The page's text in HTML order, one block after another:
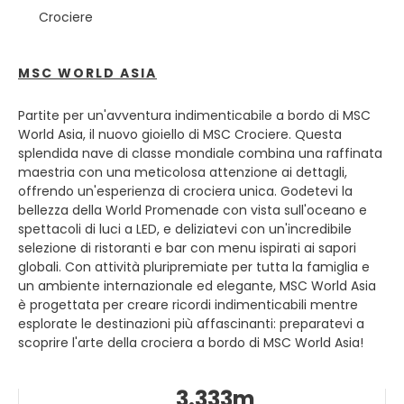
Crociere
MSC WORLD ASIA
Partite per un'avventura indimenticabile a bordo di MSC
World Asia, il nuovo gioiello di MSC Crociere. Questa
splendida nave di classe mondiale combina una raffinata
maestria con una meticolosa attenzione ai dettagli,
offrendo un'esperienza di crociera unica. Godetevi la
bellezza della World Promenade con vista sull'oceano e
spettacoli di luci a LED, e deliziatevi con un'incredibile
selezione di ristoranti e bar con menu ispirati ai sapori
globali. Con attività pluripremiate per tutta la famiglia e
un ambiente internazionale ed elegante, MSC World Asia
è progettata per creare ricordi indimenticabili mentre
esplorate le destinazioni più affascinanti: preparatevi a
scoprire l'arte della crociera a bordo di MSC World Asia!
riconosciuta Patrimonio dell'Umanità dall'UNESCO nel 1980.
fu successivamente abbellita in un bell'esempio di
interni della concattedrale di San Giovanni nel cuore della
città. Ombre vicoli suggestivi collegano grandi piazze e
palazzi gloriosi siedono accanto a bar e negozi.
Ultimamente, la città ha subito alcuni importanti
cambiamenti per creare un'urbanità più vibrante, con il
rinnovamento della Porta principale della città e la
progettazione di un nuovo palazzo del parlamento,
nonché il rinnovamento del Teatro dell'Opera
bombardato. Il porto naturale di acque profonde di La
Valletta, il Grand Harbour, è il porto più grande e più
imponente di tutto il Mediterraneo ed è stato, per molte
migliaia di anni, l'epicentro dell'attività marittima di Malta.
Ne sono la prova i 19 magazzini storici che risalgono
ancora a 250 anni fa e lo storico Quay Wall, dove i
scaricare le loro merci. Il Valletta Waterfront è anche la